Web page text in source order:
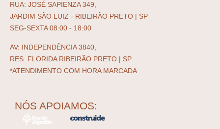
RUA: JOSÉ SAPIENZA 349,
JARDIM SÃO LUIZ - RIBEIRÃO PRETO | SP
SEG-SEXTA 08:00 - 18:00
AV: INDEPENDÊNCIA 3840,
RES. FLORIDA RIBEIRÃO PRETO | SP
*ATENDIMENTO COM HORA MARCADA
NÓS APOIAMOS: